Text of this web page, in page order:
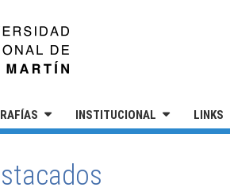
INSTITUCIONAL LINKS
AQUÍ